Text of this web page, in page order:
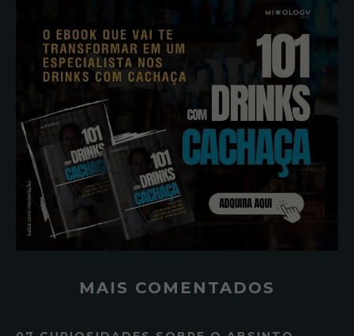
MAIS COMENTADOS